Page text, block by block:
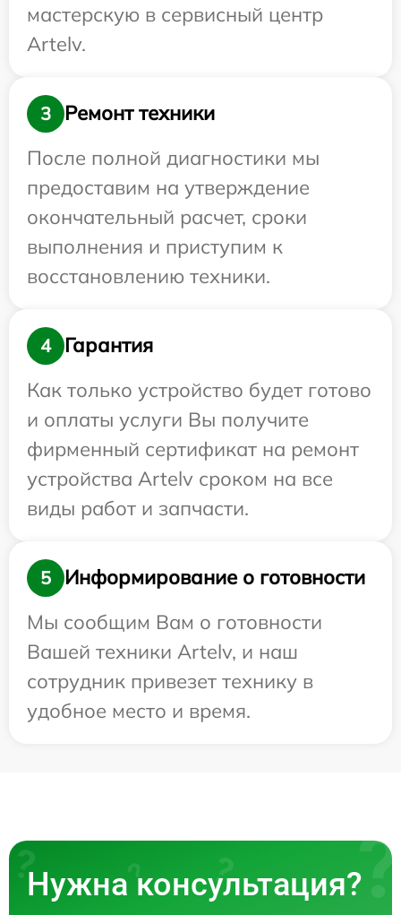
мастерскую в сервисный центр
Artelv.
3
Ремонт техники
После полной диагностики мы
предоставим на утверждение
окончательный расчет, сроки
выполнения и приступим к
восстановлению техники.
4
Гарантия
Как только устройство будет готово
и оплаты услуги Вы получите
фирменный сертификат на ремонт
устройства Artelv сроком на все
виды работ и запчасти.
5
Информирование о готовности
Мы сообщим Вам о готовности
Вашей техники Artelv, и наш
сотрудник привезет технику в
удобное место и время.
Нужна консультация?